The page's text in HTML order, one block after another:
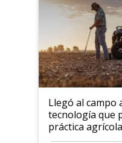
Llegó al campo
tecnología que
práctica agrícola
el suelo fuera